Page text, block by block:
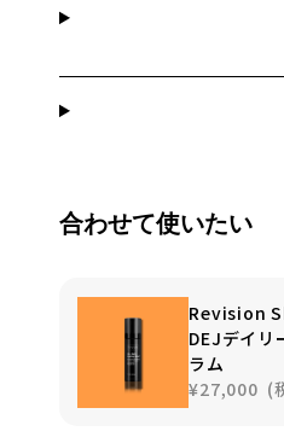
合わせて使いたい
Revision
DEJデイリ
ラム
¥27,000 (